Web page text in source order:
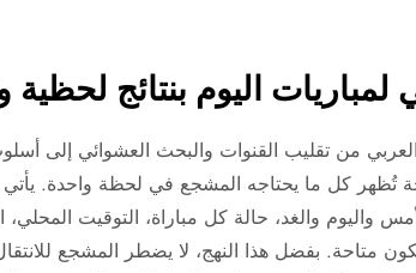
اليوم بنتائج لحظية
من تقليب القنوات والبحث العشوائي إلى
تُظهر كل ما يحتاجه المشجع في لحظة واحدة.
واليوم والغد، حالة كل مباراة، التوقيت المحلي،
متاحة. بفضل هذا النهج، لا يضطر المشجع